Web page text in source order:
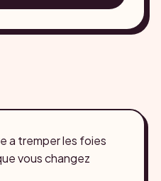
a tremper les foies
vous changez